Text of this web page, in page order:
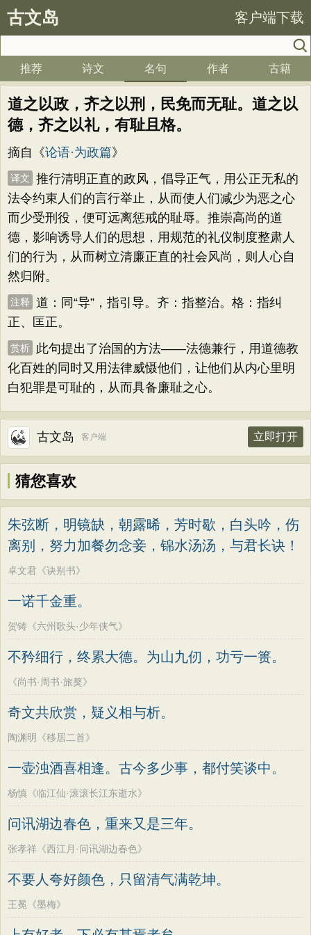
古文岛 客户端下载
推荐 诗文 名句 作者 古籍
道之以政，齐之以刑，民免而无耻。道之以
德，齐之以礼，有耻且格。
摘自《论语·为政篇》
译文
推行清明正直的政风，倡导正气，用公正无私的
法令约束人们的言行举止，从而使人们减少为恶之心
而少受刑役，便可远离惩戒的耻辱。推崇高尚的道
德，影响诱导人们的思想，用规范的礼仪制度整肃人
们的行为，从而树立清廉正直的社会风尚，则人心自
然归附。
注释
道：同“导”，指引导。齐：指整治。格：指纠
正、匡正。
赏析
此句提出了治国的方法——法德兼行，用道德教
化百姓的同时又用法律威慑他们，让他们从内心里明
白犯罪是可耻的，从而具备廉耻之心。
古文岛 客户端 立即打开
猜您喜欢
朱弦断，明镜缺，朝露晞，芳时歇，白头吟，伤
离别，努力加餐勿念妾，锦水汤汤，与君长诀！
卓文君《诀别书》
一诺千金重。
贺铸《六州歌头·少年侠气》
不矜细行，终累大德。为山九仞，功亏一篑。
《尚书·周书·旅獒》
奇文共欣赏，疑义相与析。
陶渊明《移居二首》
一壶浊酒喜相逢。古今多少事，都付笑谈中。
杨慎《临江仙·滚滚长江东逝水》
问讯湖边春色，重来又是三年。
张孝祥《西江月·问讯湖边春色》
不要人夸好颜色，只留清气满乾坤。
王冕《墨梅》